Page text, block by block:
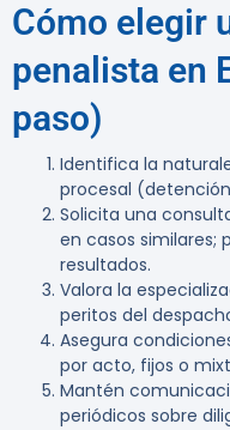
Cómo elegir
penalista en
paso)
Identifica la
procesal
Solicita una
en casos similares;
resultados.
Valora la
peritos del
Asegura
por acto, fijos o
Mantén
periódicos sobre